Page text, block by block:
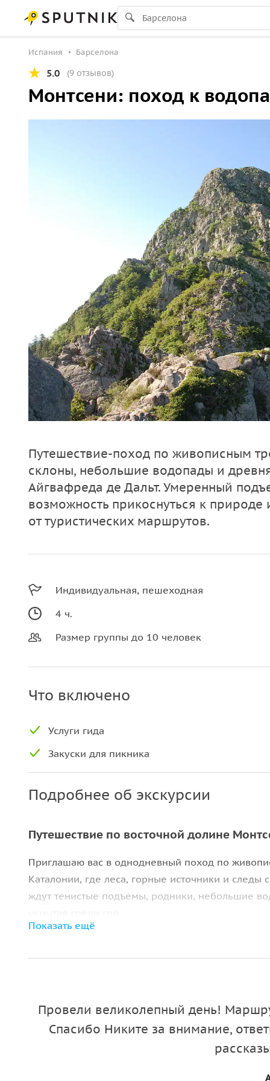
Испания Барселона
5.0 (9 отзывов)
Монтсени: поход к
Путешествие-поход по живописным
склоны, небольшие водопады и
Айгвафреда де Дальт. Умеренный
возможность прикоснуться к
от туристических маршрутов.
Индивидуальная, пешеходная
4 ч.
Размер группы до 10 человек
Что включено
Услуги гида
Закуски для пикника
Подробнее об экскурсии
Путешествие по восточной долине
Приглашаю вас в однодневный поход по
Каталонии, где леса, горные источники и
ждут тенистые подъемы, родники, небольшие
тропа, красивые панорамы и несколько
Атмосфера средневековой деревни
Путь начнётся в деревне Айгвафреда,
Показать ещё
Провели великолепный день!
Спасибо Никите за внимание,